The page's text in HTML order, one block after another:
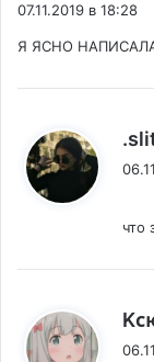
07.11.2019 в 18:28
Я ЯСНО
что